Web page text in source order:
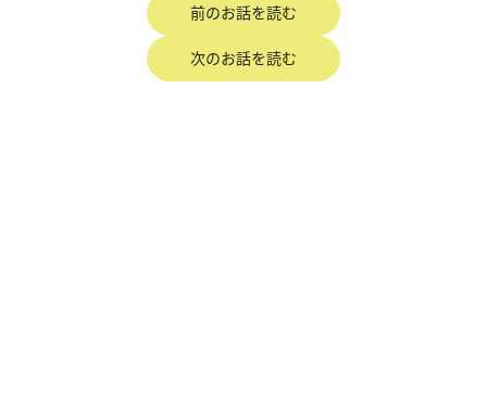
前のお話を読む
次のお話を読む